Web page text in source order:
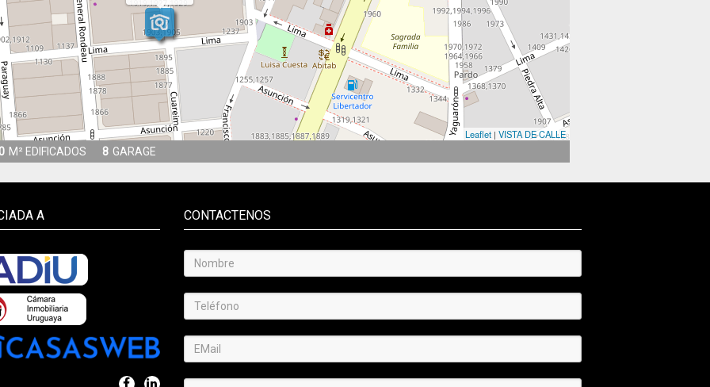
Leaflet | VISTA DE CALLE
M² EDIFICADOS 8 GARAGE
A CONTACTENOS